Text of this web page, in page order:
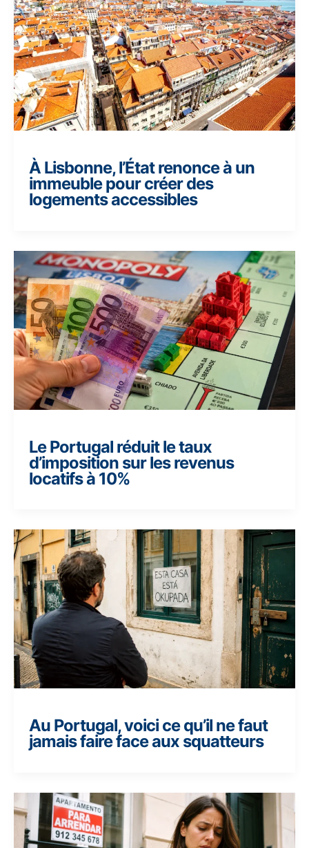
À Lisbonne, l’État renonce à un
immeuble pour créer des
logements accessibles
Le Portugal réduit le taux
d’imposition sur les revenus
locatifs à 10%
Au Portugal, voici ce qu’il ne faut
jamais faire face aux squatteurs